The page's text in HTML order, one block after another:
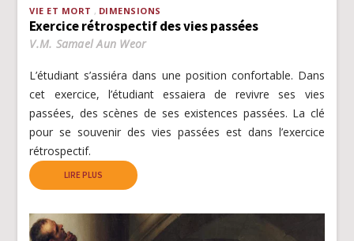
VIE ET MORT DIMENSIONS
Exercice rétrospectif des vies passées
V.M. Samael Aun Weor
L’étudiant s’assiéra dans une position confortable. Dans
cet exercice, l’étudiant essaiera de revivre ses vies
passées, des scènes de ses existences passées. La clé
pour se souvenir des vies passées est dans l’exercice
rétrospectif.
LIRE PLUS